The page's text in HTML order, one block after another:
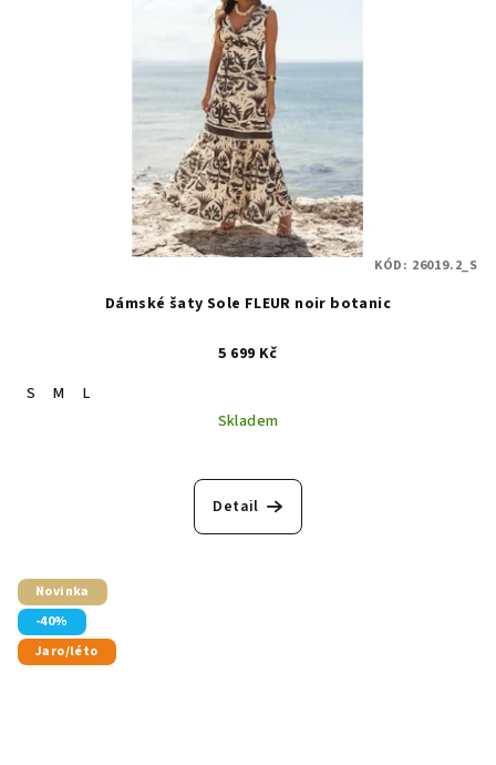
Dámské šaty Sole FLEUR noir botanic
5 699 Kč
S
M
L
Skladem
Detail
KÓD: 26019.2_S
Novinka
-40%
Jaro/léto